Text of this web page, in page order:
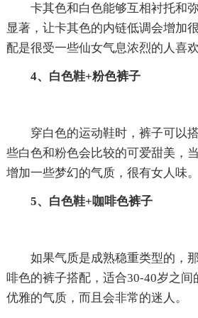
卡其色和白色能够互相衬托和弥
显著，让卡其色的内链低调会增加
配是很受一些仙女气息浓烈的人喜欢
4、白色鞋+粉色裤子
穿白色的运动鞋时，裤子可以搭
些白色和粉色会比较的可爱甜美，
增加一些梦幻的气质，很有女人味。
5、白色鞋+咖啡色裤子
如果气质是成熟稳重类型的，那
啡色的裤子搭配，适合30-40岁之
优雅的气质，而且会非常的迷人。